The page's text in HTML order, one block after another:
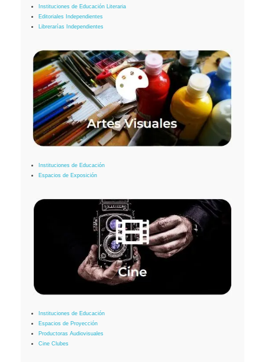
Instituciones de Educación Literaria
Editoriales Independientes
Librerarías Independientes
Instituciones de Educación
Espacios de Exposición
Instituciones de Educación
Espacios de Proyección
Productoras Audiovisuales
Cine Clubes